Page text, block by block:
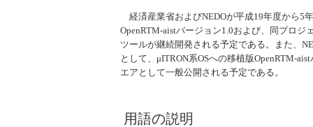
経済産業省およびNEDOが平成19年度から5
OpenRTM-aistバージョン1.0および、同プロジ
ツールが継続開発される予定である。また、
として、μITRON系OSへの移植版OpenRTM-aist
エアとして一般公開される予定である。
用語の説明